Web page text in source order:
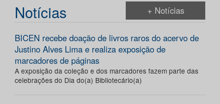
Notícias + Notícias
BICEN recebe doação de livros raros do acervo de
Justino Alves Lima e realiza exposição de
marcadores de páginas
A exposição da coleção e dos marcadores fazem parte das
celebrações do Dia do(a) Bibliotecário(a)